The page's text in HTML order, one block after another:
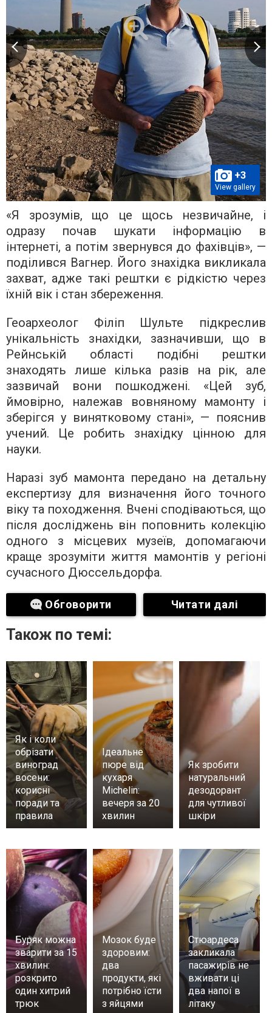
+3
View gallery
«Я зрозумів, що це щось незвичайне, і
одразу почав шукати інформацію в
інтернеті, а потім звернувся до фахівців», —
поділився Вагнер. Його знахідка викликала
захват, адже такі рештки є рідкістю через
їхній вік і стан збереження.
Геоархеолог Філіп Шульте підкреслив
унікальність знахідки, зазначивши, що в
Рейнській області подібні рештки
знаходять лише кілька разів на рік, але
зазвичай вони пошкоджені. «Цей зуб,
ймовірно, належав вовняному мамонту і
зберігся у винятковому стані», — пояснив
учений. Це робить знахідку цінною для
науки.
Наразі зуб мамонта передано на детальну
експертизу для визначення його точного
віку та походження. Вчені сподіваються, що
після досліджень він поповнить колекцію
одного з місцевих музеїв, допомагаючи
краще зрозуміти життя мамонтів у регіоні
сучасного Дюссельдорфа.
Обговорити Читати далі
Також по темі:
Як і коли
обрізати
виноград
восени:
корисні
поради та
правила
Ідеальне
пюре від
кухаря
Michelin:
вечеря за 20
хвилин
Як зробити
натуральний
дезодорант
для чутливої
шкіри
Буряк можна
зварити за 15
хвилин:
розкрито
один хитрий
трюк
Мозок буде
здоровим:
два
продукти, які
потрібно їсти
з яйцями
Стюардеса
закликала
пасажирів не
вживати ці
два напої в
літаку